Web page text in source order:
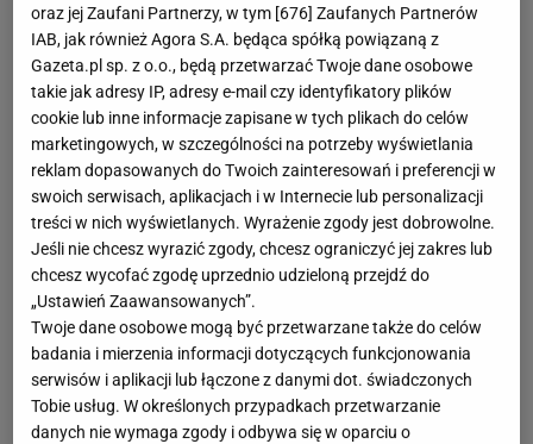
oraz jej Zaufani Partnerzy, w tym [676] Zaufanych Partnerów
IAB, jak również Agora S.A. będąca spółką powiązaną z
Gazeta.pl sp. z o.o., będą przetwarzać Twoje dane osobowe
takie jak adresy IP, adresy e-mail czy identyfikatory plików
cookie lub inne informacje zapisane w tych plikach do celów
marketingowych, w szczególności na potrzeby wyświetlania
reklam dopasowanych do Twoich zainteresowań i preferencji w
swoich serwisach, aplikacjach i w Internecie lub personalizacji
treści w nich wyświetlanych. Wyrażenie zgody jest dobrowolne.
Jeśli nie chcesz wyrazić zgody, chcesz ograniczyć jej zakres lub
chcesz wycofać zgodę uprzednio udzieloną przejdź do
„Ustawień Zaawansowanych”.
Twoje dane osobowe mogą być przetwarzane także do celów
badania i mierzenia informacji dotyczących funkcjonowania
serwisów i aplikacji lub łączone z danymi dot. świadczonych
Tobie usług. W określonych przypadkach przetwarzanie
danych nie wymaga zgody i odbywa się w oparciu o